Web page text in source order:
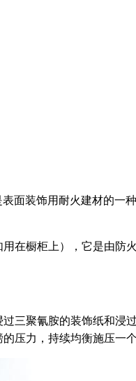
面装饰用耐火建材的
在橱柜上），它是由
三聚氰胺的装饰纸和
压力，持续均衡施压一